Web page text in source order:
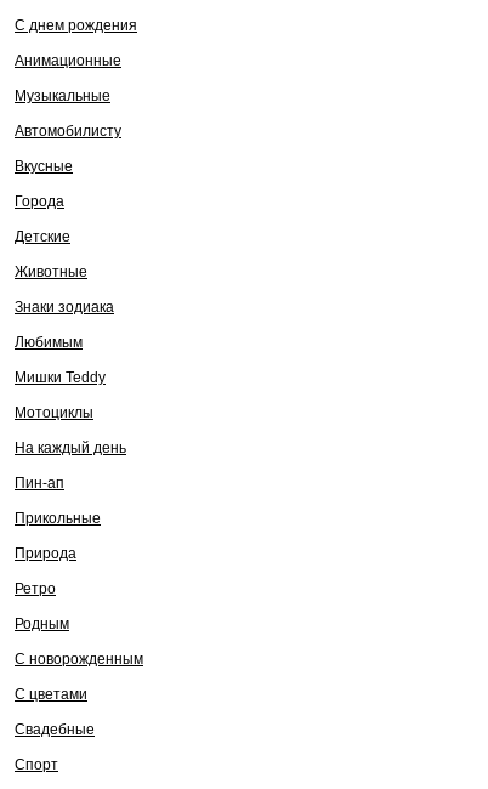
С днем рождения
Анимационные
Музыкальные
Автомобилисту
Вкусные
Города
Детские
Животные
Знаки зодиака
Любимым
Мишки Teddy
Мотоциклы
На каждый день
Пин-ап
Прикольные
Природа
Ретро
Родным
С новорожденным
С цветами
Свадебные
Спорт